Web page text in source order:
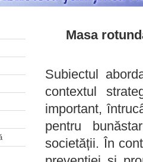
Masa
Subiectul
contextul
important,
pentru
societății. În